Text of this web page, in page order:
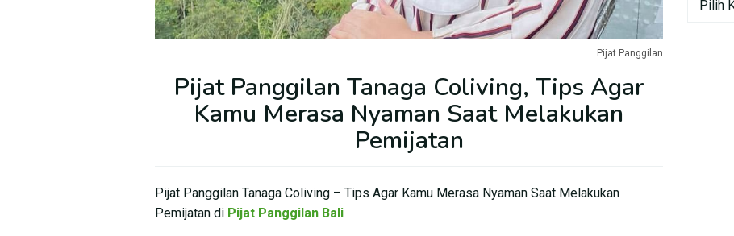
Pijat Panggilan
Pijat Panggilan Tanaga Coliving, Tips Agar
Kamu Merasa Nyaman Saat Melakukan
Pemijatan
Pijat Panggilan Tanaga Coliving – Tips Agar Kamu Merasa Nyaman Saat Melakukan
Pemijatan di Pijat Panggilan Bali